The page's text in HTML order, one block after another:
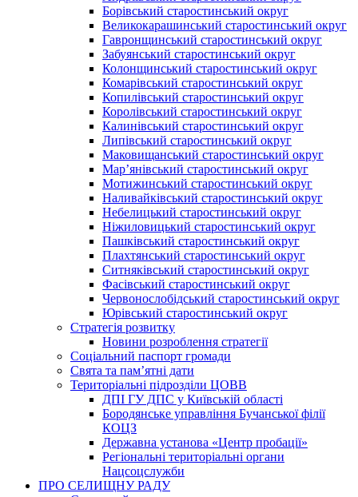
Борівський старостинський округ
Великокарашинський старостинський округ
Гавронщинський старостинський округ
Забуянський старостинський округ
Колонщинський старостинський округ
Комарівський старостинський округ
Копилівський старостинський округ
Королівський старостинський округ
Калинівський старостинський округ
Липівський старостинський округ
Маковищанський старостинський округ
Мар’янівський старостинський округ
Мотижинський старостинський округ
Наливайківський старостинський округ
Небелицький старостинський округ
Ніжиловицький старостинський округ
Пашківський старостинський округ
Плахтянський старостинський округ
Ситняківський старостинський округ
Фасівський старостинський округ
Червонослобідський старостинський округ
Юрівський старостинський округ
Стратегія розвитку
Новини розроблення стратегії
Соціальний паспорт громади
Свята та пам’ятні дати
Територіальні підрозділи ЦОВВ
ДПІ ГУ ДПС у Київській області
Бородянське управління Бучанської філії
КОЦЗ
Державна установа «Центр пробації»
Регіональні територіальні органи
Нацсоцслужби
ПРО СЕЛИЩНУ РАДУ